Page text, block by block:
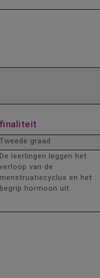
Tweede graad
De leerlingen leggen het
verloop van de
menstruatiecyclus en het
begrip hormoon uit.